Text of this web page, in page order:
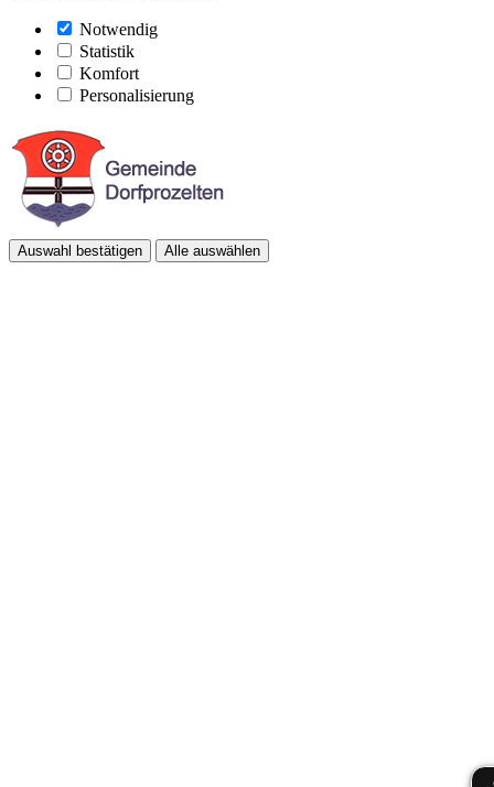
Notwendig
Statistik
Komfort
Personalisierung
Auswahl bestätigen Alle auswählen